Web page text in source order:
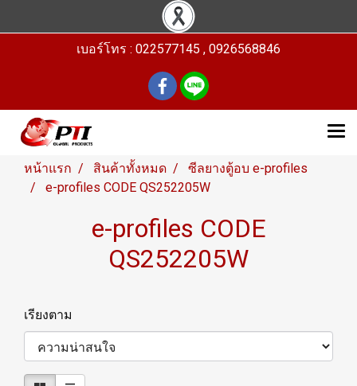
เบอร์โทร : 022577145 , 0926568846
หน้าแรก สินค้าทั้งหมด
ซีลยางตู้อบ e-profiles
e-profiles CODE QS252205W
e-profiles CODE
QS252205W
เรียงตาม